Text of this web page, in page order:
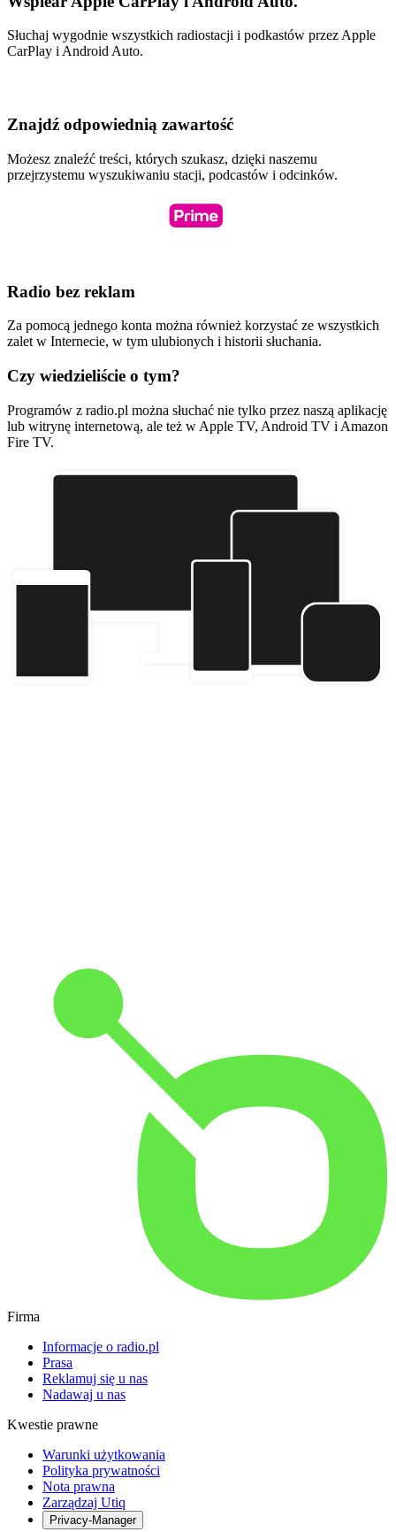
Słuchaj wygodnie wszystkich radiostacji i podkastów przez Apple
CarPlay i Android Auto.
Znajdź odpowiednią zawartość
Możesz znaleźć treści, których szukasz, dzięki naszemu
przejrzystemu wyszukiwaniu stacji, podcastów i odcinków.
Radio bez reklam
Za pomocą jednego konta można również korzystać ze wszystkich
zalet w Internecie, w tym ulubionych i historii słuchania.
Czy wiedzieliście o tym?
Programów z radio.pl można słuchać nie tylko przez naszą aplikację
lub witrynę internetową, ale też w Apple TV, Android TV i Amazon
Fire TV.
Firma
Informacje o radio.pl
Prasa
Reklamuj się u nas
Nadawaj u nas
Kwestie prawne
Warunki użytkowania
Polityka prywatności
Nota prawna
Zarządzaj Utiq
Privacy-Manager